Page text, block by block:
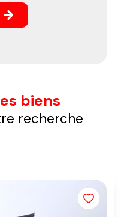
biens
recherche